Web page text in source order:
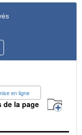
en ligne
de la page